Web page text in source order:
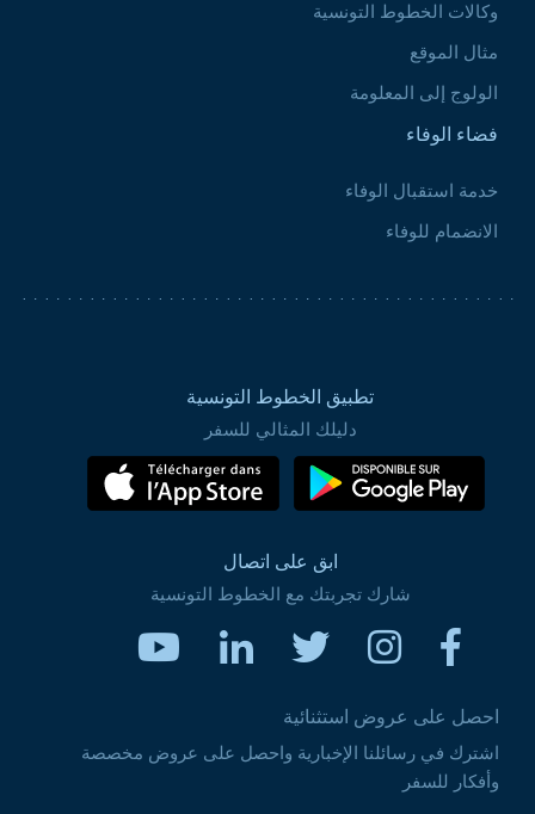
وكالات الخطوط التونسية
مثال الموقع
الولوج إلى المعلومة
فضاء الوفاء
خدمة استقبال الوفاء
الانضمام للوفاء
تطبيق الخطوط التونسية
دليلك المثالي للسفر
ابق على اتصال
شارك تجربتك مع الخطوط التونسية
احصل على عروض استثنائية
اشترك في رسائلنا الإخبارية واحصل على عروض مخصصة
وأفكار للسفر